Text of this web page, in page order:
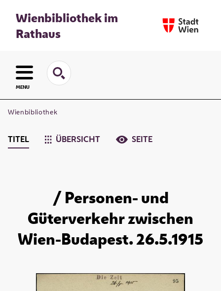
Wienbibliothek im
Rathaus
MENU
Wienbibliothek
TITEL ÜBERSICHT SEITE
/ Personen- und
Güterverkehr zwischen
Wien-Budapest. 26.5.1915